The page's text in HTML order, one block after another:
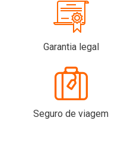
Garantia legal
Seguro de viagem